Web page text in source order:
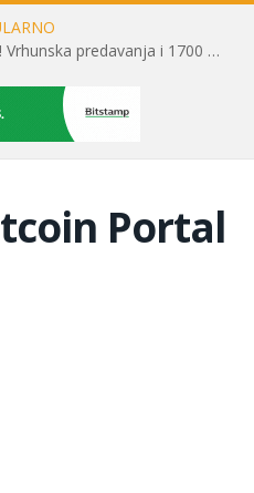
Toni Milun postao “milijarder”! Vrhunska predavanja i 1700 posjetitelja obilježili su mjesec financijske pismenosti
Portal